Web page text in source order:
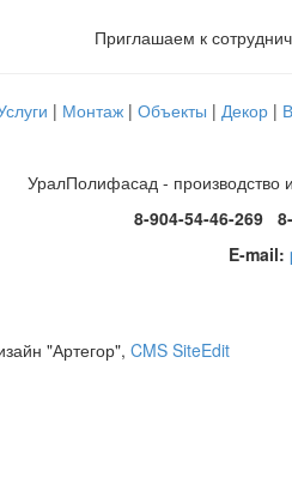
Приглашаем к
| Монтаж | Объекты | Декор |
УралПолифасад - производство
8-904-54-46-269
E-mail:
"Артегор", CMS SiteEdit